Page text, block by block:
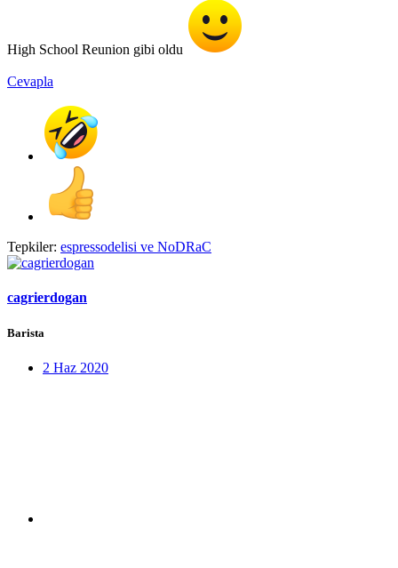
High School Reunion gibi oldu
Cevapla
Tepkiler: espressodelisi ve NoDRaC
cagrierdogan
Barista
2 Haz 2020